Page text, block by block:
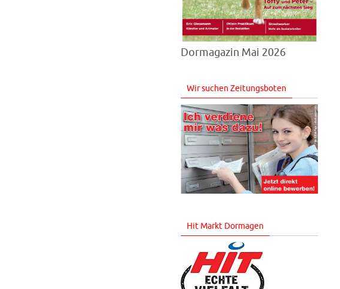
Dormagazin Mai 2026
Wir suchen Zeitungsboten
Hit Markt Dormagen